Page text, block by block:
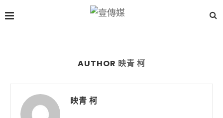
AUTHOR 映青 柯
映青 柯